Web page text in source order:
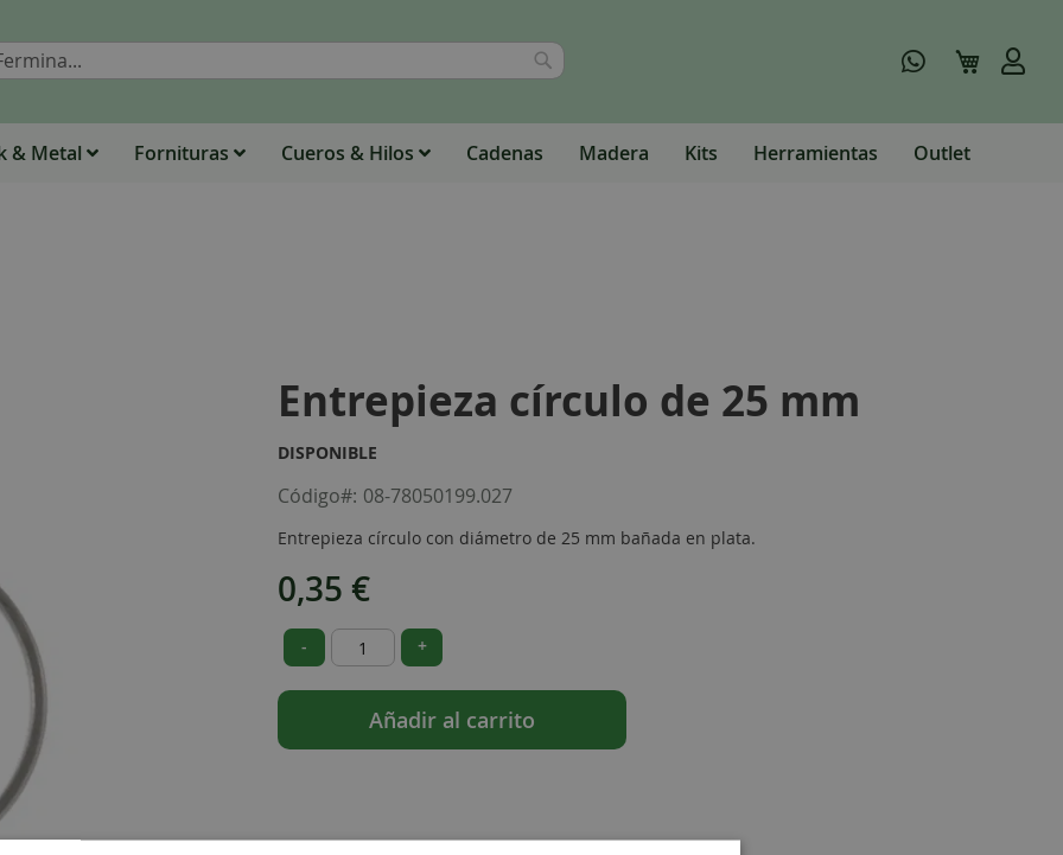
Buscar
Buscar Mi carrito
& Metal Fornituras Cueros & Hilos Cadenas Madera Kits Herramientas Outlet
Entrepieza círculo de 25 mm
DISPONIBLE
Código 08-78050199.027
Entrepieza círculo con diámetro de 25 mm bañada en plata.
0,35 €
- +
Añadir al carrito